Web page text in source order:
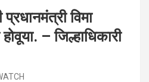
विमा
– जिल्हाधिकारी